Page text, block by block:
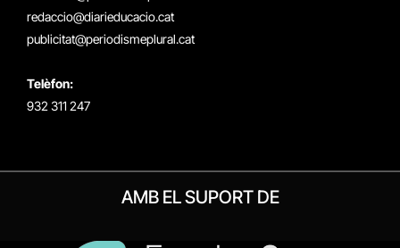
redaccio@diarieducacio.cat
publicitat@periodismeplural.cat
Telèfon:
932 311 247
AMB EL SUPORT DE